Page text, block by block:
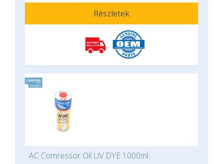
Részletek
AC Comressor Oil UV DYE 1000ml